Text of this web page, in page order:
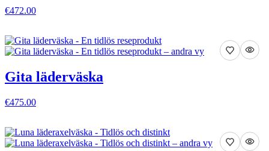
€472.00
Gita läderväska
€475.00